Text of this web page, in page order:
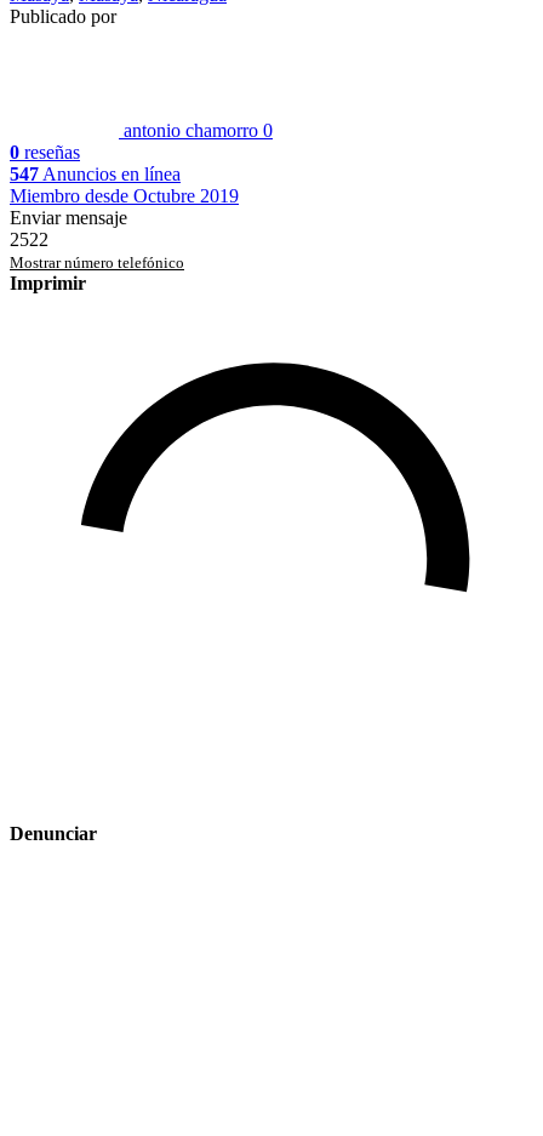
Publicado por
antonio chamorro 0
0 reseñas
547 Anuncios en línea
Miembro desde Octubre 2019
Enviar mensaje
2522
Mostrar número telefónico
Imprimir
Denunciar